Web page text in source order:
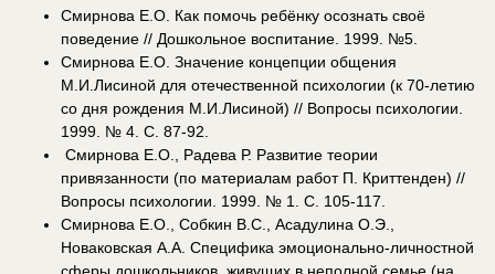
Смирнова Е.О. Как помочь ребёнку осознать своё
поведение // Дошкольное воспитание. 1999. №5.
Смирнова Е.О. Значение концепции общения
М.И.Лисиной для отечественной психологии (к 70-летию
со дня рождения М.И.Лисиной) // Вопросы психологии.
1999. № 4. С. 87-92.
Смирнова Е.О., Радева Р. Развитие теории
привязанности (по материалам работ П. Криттенден) //
Вопросы психологии. 1999. № 1. С. 105-117.
Смирнова Е.О., Собкин В.С., Асадулина О.Э.,
Новаковская А.А. Специфика эмоционально-личностной